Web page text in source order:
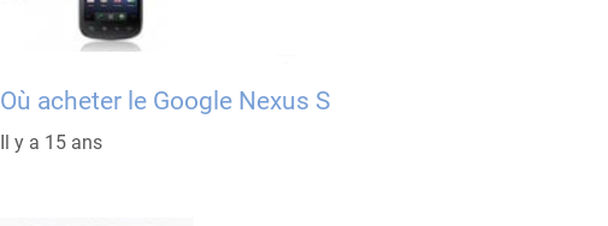
Où acheter le Google Nexus S
Il y a 15 ans